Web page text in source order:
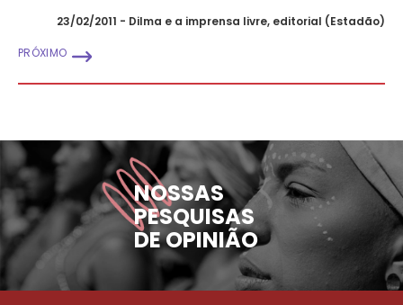
23/02/2011 - Dilma e a imprensa livre, editorial (Estadão)
PRÓXIMO
NOSSAS
PESQUISAS
DE OPINIÃO